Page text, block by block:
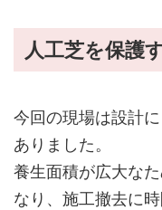
人工芝を保護
今回の現場は設計に
ありました。
養生面積が広大な
なり、施工撤去に